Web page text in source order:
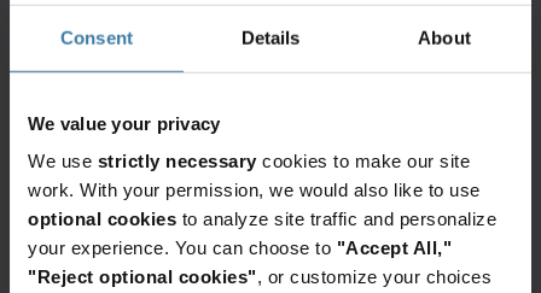
Consent Details About
We value your privacy
We use strictly necessary cookies to make our site
work. With your permission, we would also like to use
optional cookies to analyze site traffic and personalize
your experience. You can choose to "Accept All,"
"Reject optional cookies", or customize your choices
Füllen Sie dieses Formular aus und wir werden uns
Angebot anfordern